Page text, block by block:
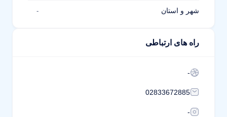
شهر و استان -
راه های ارتباطی
-
02833672885
-